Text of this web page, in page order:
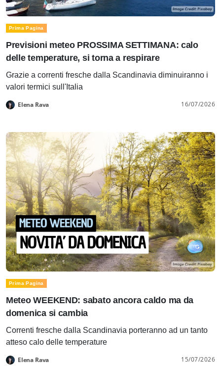
Prima Pagina
Previsioni meteo PROSSIMA SETTIMANA: calo
delle temperature, si torna a respirare
Grazie a correnti fresche dalla Scandinavia diminuiranno i
valori termici sull'Italia
Elena Rava 16/07/2026
Prima Pagina
Meteo WEEKEND: sabato ancora caldo ma da
domenica si cambia
Correnti fresche dalla Scandinavia porteranno ad un tanto
atteso calo delle temperature
Elena Rava 15/07/2026